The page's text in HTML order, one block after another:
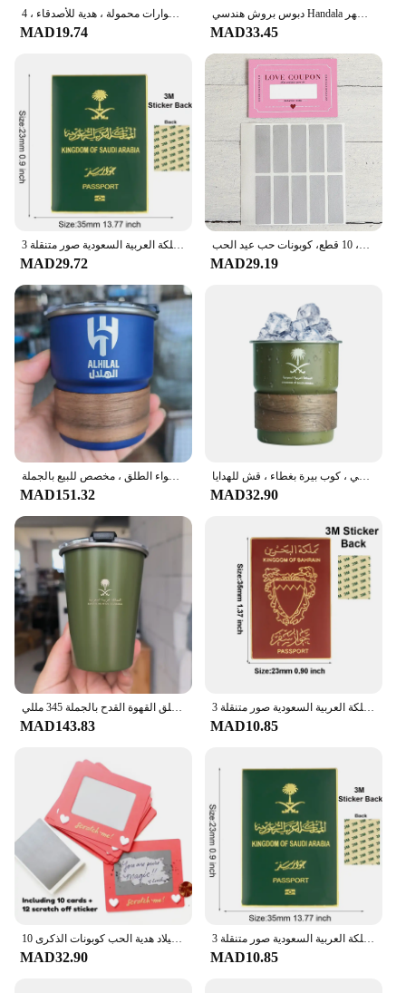
ملصق أنيمي للشفاء من الداخل للخارج ، فرحة إبداعية ، حقيبة ظهر معدنية بالمينا ، إكسسوارات محمولة ، هدية للأصدقاء ، 4 * *
MAD19.74
دبوس بروش هندسي Handala صبي ، فولاذ مقاوم للصدأ ، الشرق الأوسط ، طية صدر السترة ملابس بطيخ رائعة ، ملحق حقيبة ظهر
MAD33.45
المملكة العربية السعودية صور متنقلة 3M ملصق شارة معدنية دبوس دبابيس دبابيس
MAD29.72
كوبونات حب للخدش، 10 قطع، كوبونات حب عيد الحب DIY، هدايا عيد ميلاد إبداعية للأصدقاء
MAD29.19
MAD151.32
كوب قهوة بشعار المملكة العربية السعودية ، فولاذ مقاوم للصدأ ، كوب ماء ، تخييم خارجي ، كوب بيرة بغطاء ، قش للهدايا ،
MAD32.90
MAD143.83
المملكة العربية السعودية صور متنقلة 3M ملصق شارة معدنية دبوس دبابيس دبابيس
MAD10.85
MAD32.90
المملكة العربية السعودية صور متنقلة 3M ملصق شارة معدنية دبوس دبابيس دبابيس
MAD10.85